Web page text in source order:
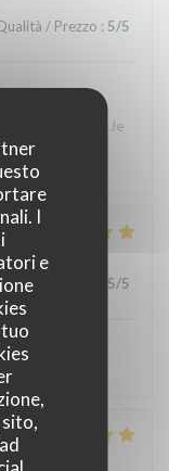
I
e
/ Prezzo : 5/5
toujours aussi
petits soins. Je
/ Prezzo 5/5
saveur